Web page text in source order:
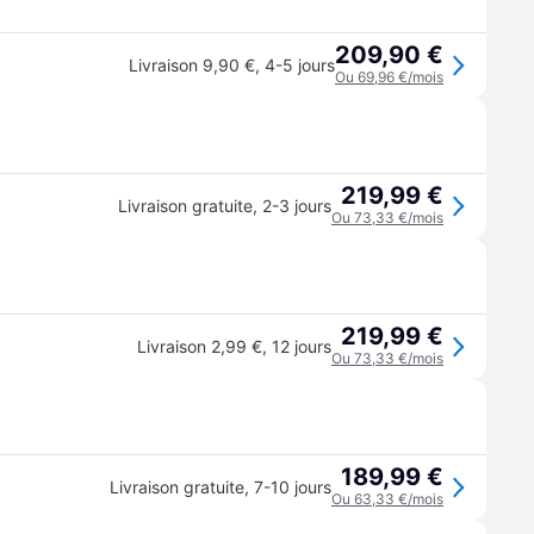
Livraison 9,90 €, 4-5 jours209,90 €
Ou 69,96 €/mois
Livraison gratuite, 2-3 jours 219,99 €
Ou 73,33 €/mois
Livraison 2,99 €, 12 jours 219,99 €
Ou 73,33 €/mois
Livraison gratuite, 7-10 jours 189,99 €
Ou 63,33 €/mois